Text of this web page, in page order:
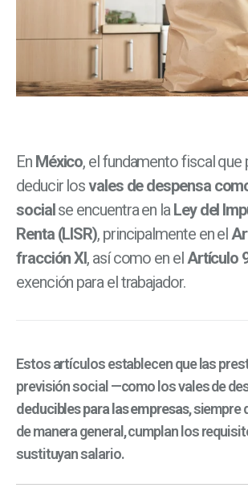
En México, el fundamento fiscal que
deducir losvales de despensa
socialse encuentra en laLey del
Renta (LISR), principalmente en el
fracción XI, así como en elArtículo
exención para el trabajador.
Estos artículos establecen que las
previsión social —como los vales de
deducibles para las empresas, siempre
de manera general, cumplan los
sustituyan salario.